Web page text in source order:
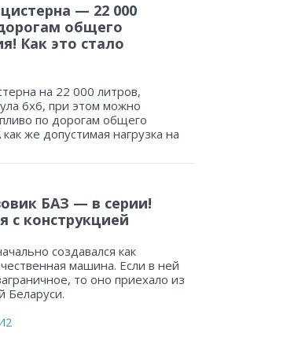
— 22 000
общего
Как это стало
на 22 000 литров,
6х6, при этом можно
по дорогам общего
же допустимая нагрузка на
БАЗ — в серии!
с конструкцией
создавался как
машина. Если в ней
то оно приехало из
Беларуси.